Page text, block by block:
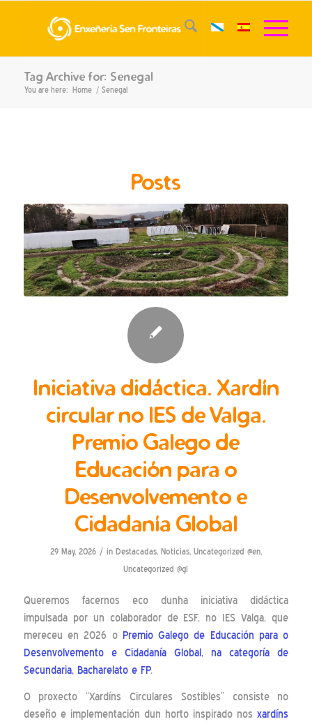
Tag Archive for: Senegal
You are here: Home / Senegal
Posts
Iniciativa didáctica. Xardín
circular no IES de Valga.
Premio Galego de
Educación para o
Desenvolvemento e
Cidadanía Global
29 May, 2026 / in Destacadas, Noticias, Uncategorized @en,
Uncategorized @gl
Queremos facernos eco dunha iniciativa didáctica
impulsada por un colaborador de ESF, no IES Valga, que
mereceu en 2026 o Premio Galego de Educación para o
Desenvolvemento e Cidadanía Global, na categoría de
Secundaria, Bacharelato e FP.
O proxecto “Xardíns Circulares Sostibles” consiste no
deseño e implementación dun horto inspirado nosxardíns